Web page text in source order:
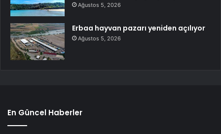
Ağustos 5, 2026
Erbaa hayvan pazarı yeniden açılıyor
Ağustos 5, 2026
En Güncel Haberler